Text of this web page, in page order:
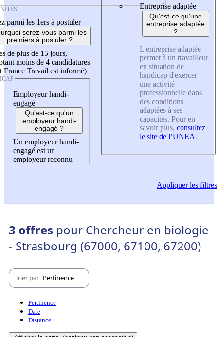
parmi les 1ers à postuler
serez-vous parmi les
premiers à postuler ?
de plus de 15 jours,
moins de 4 candidatures
France Travail est informé)
Employeur handi-
engagé
Qu'est-ce qu'un
employeur handi-
engagé ?
Un employeur handi-
engagé est un
employeur reconnu
Entreprise adaptée
Qu'est-ce qu'une
entreprise adaptée
?
L'entreprise adaptée
permet à un travailleur
en situation de
handicap d'exercer
une activité
professionnelle dans
des conditions
adaptées à ses
capacités. Pour en
savoir plus, consultez
le site de l’UNEA.
Appliquerles filtres
3 offres pour Chercheur en biologie
- Strasbourg (67000, 67100, 67200)
Trier par Pertinence
Pertinence
Date
Distance